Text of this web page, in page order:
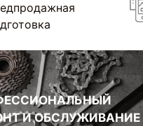
И ОБСЛУЖИВАНИЕ